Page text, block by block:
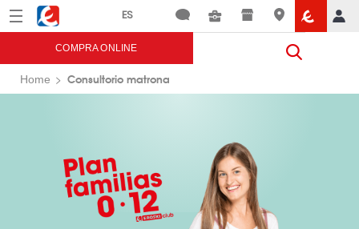
Menú Eroski
COMPRA ONLINE
Home Consultorio matrona